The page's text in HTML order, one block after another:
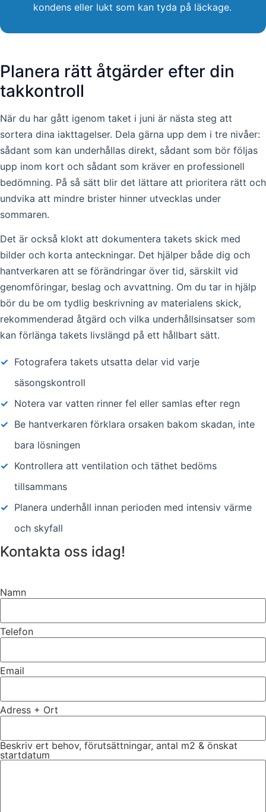
kondens eller lukt som kan tyda på läckage.
Planera rätt åtgärder efter din
takkontroll
När du har gått igenom taket i juni är nästa steg att
sortera dina iakttagelser. Dela gärna upp dem i tre nivåer:
sådant som kan underhållas direkt, sådant som bör följas
upp inom kort och sådant som kräver en professionell
bedömning. På så sätt blir det lättare att prioritera rätt och
undvika att mindre brister hinner utvecklas under
sommaren.
Det är också klokt att dokumentera takets skick med
bilder och korta anteckningar. Det hjälper både dig och
hantverkaren att se förändringar över tid, särskilt vid
genomföringar, beslag och avvattning. Om du tar in hjälp
bör du be om tydlig beskrivning av materialens skick,
rekommenderad åtgärd och vilka underhållsinsatser som
kan förlänga takets livslängd på ett hållbart sätt.
✓ Fotografera takets utsatta delar vid varje
säsongskontroll
✓ Notera var vatten rinner fel eller samlas efter regn
✓ Be hantverkaren förklara orsaken bakom skadan, inte
bara lösningen
✓ Kontrollera att ventilation och täthet bedöms
tillsammans
✓ Planera underhåll innan perioden med intensiv värme
och skyfall
Kontakta oss idag!
Namn
Telefon
Email
Adress + Ort
Beskriv ert behov, förutsättningar, antal m2 & önskat
startdatum